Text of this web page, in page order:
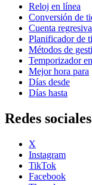
Reloj en línea
Conversión de
Cuenta regresiva
Planificador de
Métodos de
Temporizador
Mejor hora para
Días desde
Días hasta
Redes sociales
X
Instagram
TikTok
Facebook